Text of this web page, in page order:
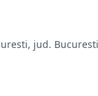
jud.